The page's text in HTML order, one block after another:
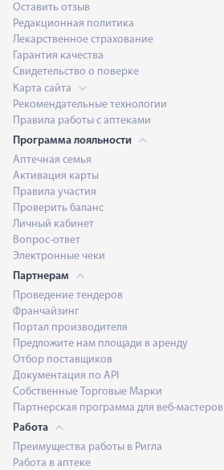
Оставить отзыв
Редакционная политика
Лекарственное страхование
Гарантия качества
Свидетельство о поверке
Карта сайта
Рекомендательные технологии
Правила работы с аптеками
Программа лояльности
Аптечная семья
Активация карты
Правила участия
Проверить баланс
Личный кабинет
Вопрос-ответ
Электронные чеки
Партнерам
Проведение тендеров
Франчайзинг
Портал производителя
Предложите нам площади в аренду
Отбор поставщиков
Документация по API
Собственные Торговые Марки
Партнерская программа для веб-мастеров
Работа
Преимущества работы в Ригла
Работа в аптеке